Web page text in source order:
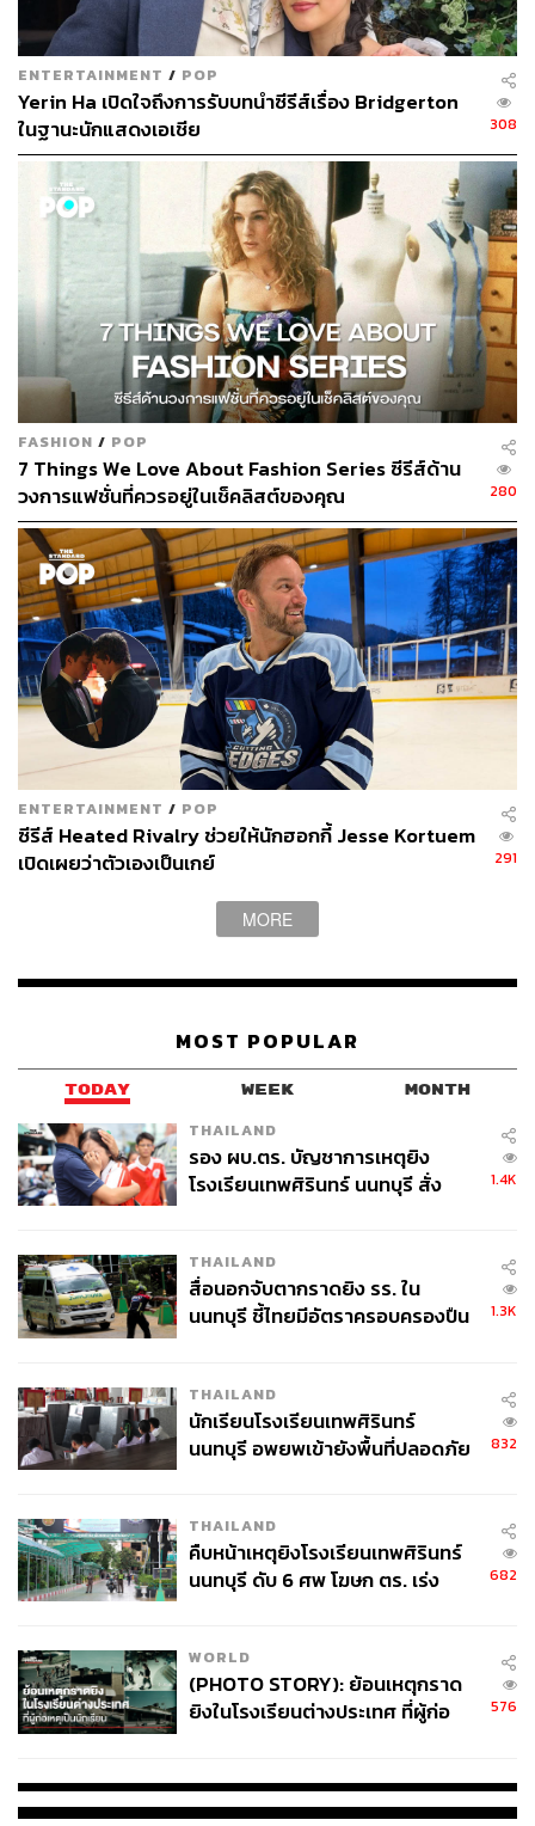
ENTERTAINMENT / POP
Yerin Ha เปิดใจถึงการรับบทนำซีรีส์เรื่อง Bridgerton
ในฐานะนักแสดงเอเชีย
308
FASHION / POP
7 Things We Love About Fashion Series ซีรีส์ด้าน
วงการแฟชั่นที่ควรอยู่ในเช็คลิสต์ของคุณ
280
ENTERTAINMENT / POP
ซีรีส์ Heated Rivalry ช่วยให้นักฮอกกี้ Jesse Kortuem
เปิดเผยว่าตัวเองเป็นเกย์
291
MORE
MOST POPULAR
TODAY WEEK MONTH
THAILAND
รอง ผบ.ตร. บัญชาการเหตุยิง
โรงเรียนเทพศิรินทร์ นนทบุรี สั่ง
1.4K
THAILAND
สื่อนอกจับตากราดยิง รร. ใน
นนทบุรี ชี้ไทยมีอัตราครอบครองปืน
1.3K
THAILAND
นักเรียนโรงเรียนเทพศิรินทร์
นนทบุรี อพยพเข้ายังพื้นที่ปลอดภัย
832
THAILAND
คืบหน้าเหตุยิงโรงเรียนเทพศิรินทร์
นนทบุรี ดับ 6 ศพ โฆษก ตร. เร่ง
682
WORLD
(PHOTO STORY): ย้อนเหตุกราด
ยิงในโรงเรียนต่างประเทศ ที่ผู้ก่อ
576